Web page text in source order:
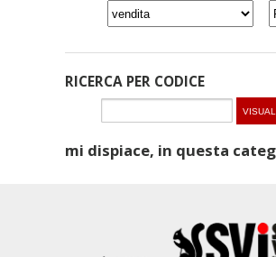
RICERCA PER CODICE
mi dispiace, in questa